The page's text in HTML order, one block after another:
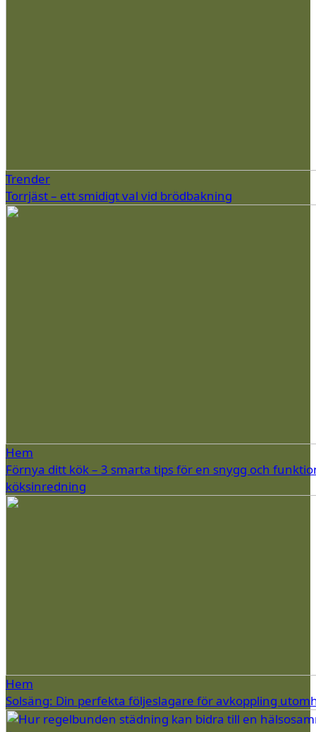
Trender
Torrjäst – ett smidigt val vid brödbakning
Hem
Förnya ditt kök – 3 smarta tips för en snygg och
köksinredning
Hem
Solsäng: Din perfekta följeslagare för avkoppling